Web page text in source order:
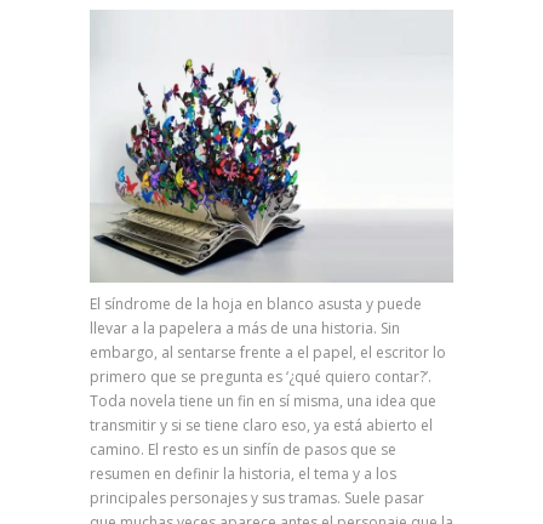
El síndrome de la hoja en blanco asusta y puede
llevar a la papelera a más de una historia. Sin
embargo, al sentarse frente a el papel, el escritor lo
primero que se pregunta es ‘¿qué quiero contar?’.
Toda novela tiene un fin en sí misma, una idea que
transmitir y si se tiene claro eso, ya está abierto el
camino. El resto es un sinfín de pasos que se
resumen en definir la historia, el tema y a los
principales personajes y sus tramas. Suele pasar